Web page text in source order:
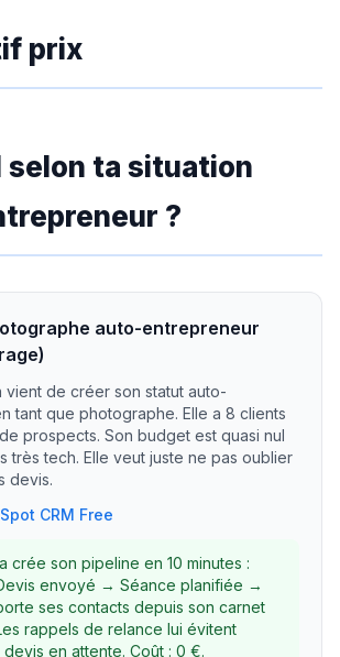
prix
selon ta situation
?
auto-entrepreneur
vient de créer son statut auto-
tant que photographe. Elle a 8 clients
prospects. Son budget est quasi nul
très tech. Elle veut juste ne pas oublier
devis.
CRM Free
crée son pipeline en 10 minutes :
envoyé → Séance planifiée →
ses contacts depuis son carnet
rappels de relance lui évitent
en attente. Coût : 0 €.